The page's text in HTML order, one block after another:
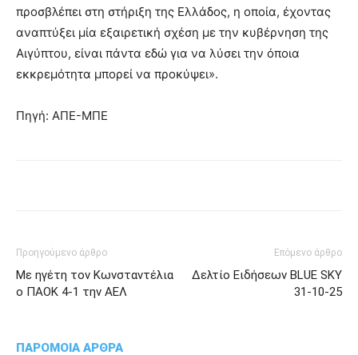
προσβλέπει στη στήριξη της Ελλάδος, η οποία, έχοντας
αναπτύξει μία εξαιρετική σχέση με την κυβέρνηση της
Αιγύπτου, είναι πάντα εδώ για να λύσει την όποια
εκκρεμότητα μπορεί να προκύψει».
Πηγή: ΑΠΕ-ΜΠΕ
Προηγούμενο άρθρο
Με ηγέτη τον Κωνσταντέλια
ο ΠΑΟΚ 4-1 την ΑΕΛ
Επόμενο άρθρο
Δελτίο Ειδήσεων BLUE SKY
31-10-25
ΠΑΡΟΜΟΙΑ ΑΡΘΡΑ